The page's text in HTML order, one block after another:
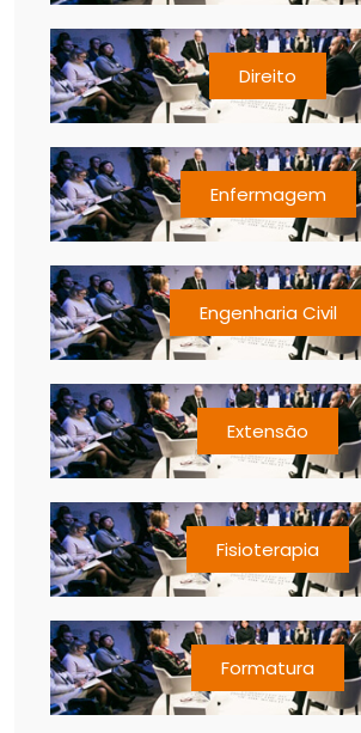
Direito
Enfermagem
Engenharia Civil
Extensão
Fisioterapia
Formatura